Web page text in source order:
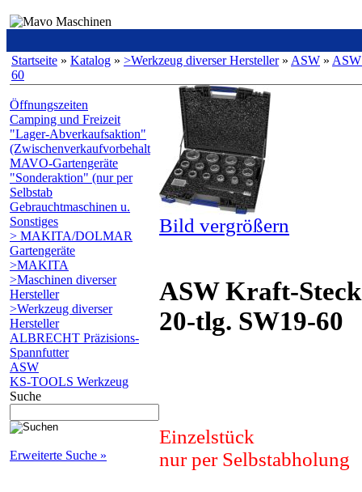
Startseite » Katalog » >Werkzeug diverser Hersteller» ASW »
60
Öffnungszeiten
Camping und Freizeit
"Lager-Abverkaufsaktion"
(Zwischenverkaufvorbehalt
MAVO-Gartengeräte
"Sonderaktion" (nur per
Selbstab
Gebrauchtmaschinen u.
Sonstiges
> MAKITA/DOLMAR
Gartengeräte
>MAKITA
>Maschinen diverser
Hersteller
>Werkzeug diverser
Hersteller
ALBRECHT Präzisions-
Spannfutter
ASW
KS-TOOLS Werkzeug
Suche
Erweiterte Suche »
Bild vergrößern
ASW Kraft-
20-tlg. SW19-60
Einzelstück
nur per Selbstabholung